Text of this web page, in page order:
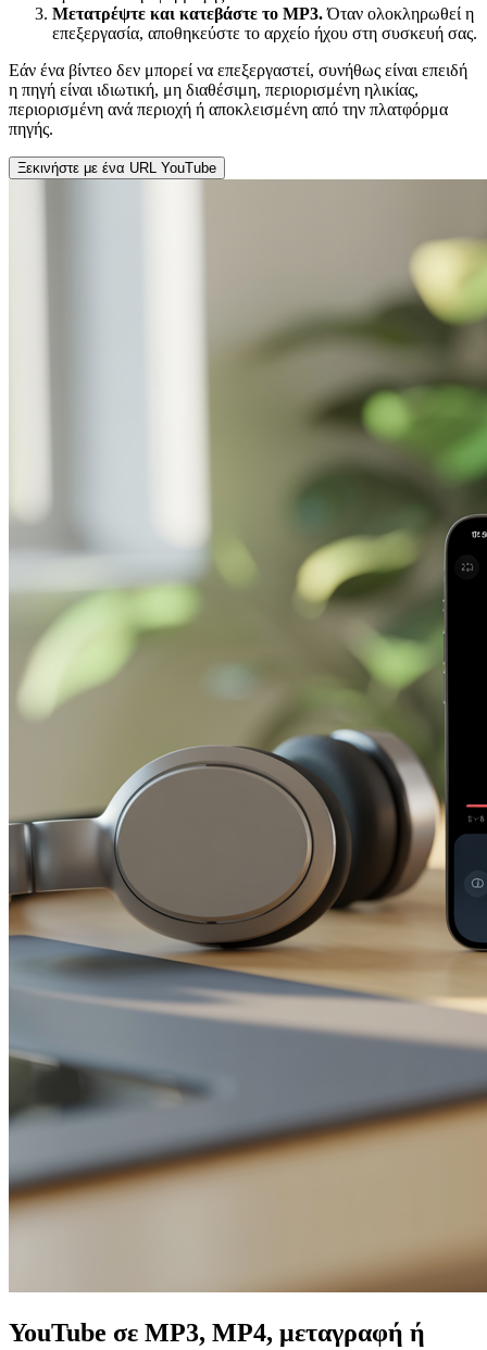
Μετατρέψτε και κατεβάστε το MP3.Όταν ολοκληρωθεί η
επεξεργασία, αποθηκεύστε το αρχείο ήχου στη συσκευή σας.
Εάν ένα βίντεο δεν μπορεί να επεξεργαστεί, συνήθως είναι επειδή
η πηγή είναι ιδιωτική, μη διαθέσιμη, περιορισμένη ηλικίας,
περιορισμένη ανά περιοχή ή αποκλεισμένη από την πλατφόρμα
πηγής.
Ξεκινήστε με ένα URL YouTube
YouTube σε MP3, MP4, μεταγραφή ή